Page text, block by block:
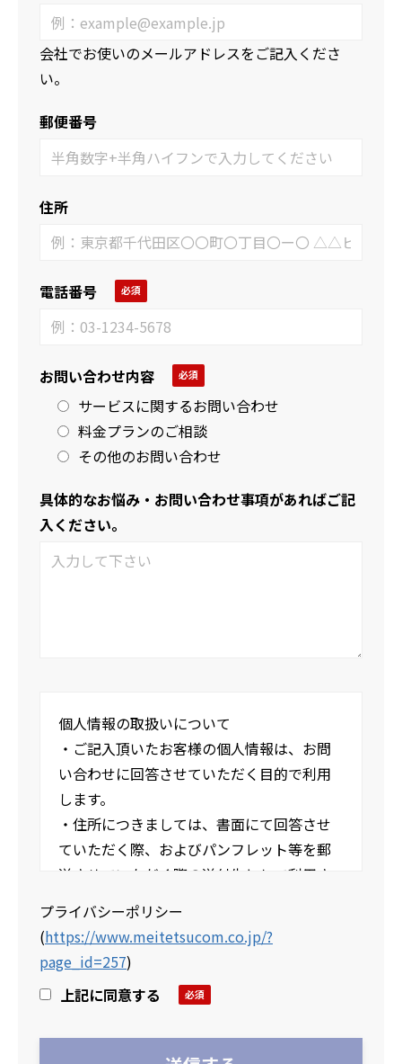
会社でお使いのメールアドレスをご記入くださ
い。
郵便番号
住所
電話番号
お問い合わせ内容
サービスに関するお問い合わせ
料金プランのご相談
その他のお問い合わせ
具体的なお悩み・お問い合わせ事項があればご記
入ください。
個人情報の取扱いについて
・ご記入頂いたお客様の個人情報は、お問
い合わせに回答させていただく目的で利用
します。
・住所につきましては、書面にて回答させ
ていただく際、およびパンフレット等を郵
送させていただく際の送付先として利用さ
せていただきます。
・当社の個人情報の取扱いおよび個人情報
保護方針については下記URLよりプライバ
シーポリシーページをご参照ください。
プライバシーポリシー
(https://www.meitetsucom.co.jp/?
page_id=257)
上記に同意する